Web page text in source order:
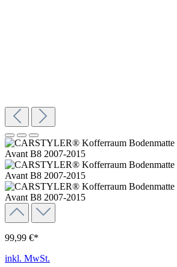
99,99 €*
inkl. MwSt.